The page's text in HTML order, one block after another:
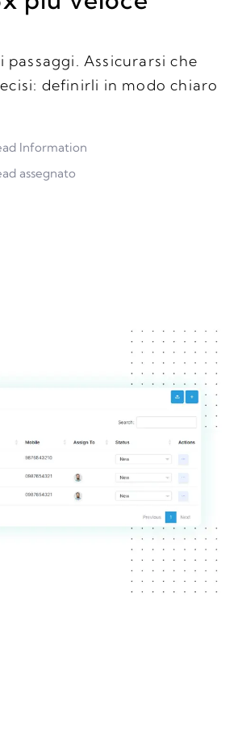
Assicurarsi che
definirli in modo chiaro
Information
assegnato